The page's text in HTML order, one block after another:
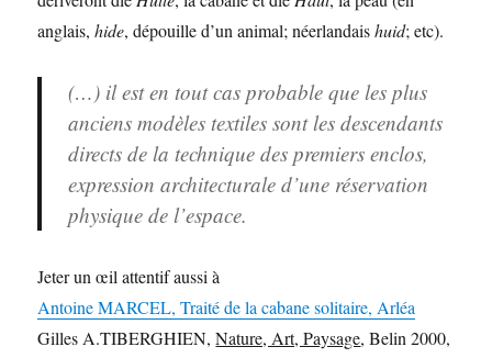
anglais,hide, dépouille d’un animal; néerlandaishuid; etc).
(…) il est en tout cas probable que les plus
anciens modèles textiles sont les descendants
directs de la technique des premiers enclos,
expression architecturale d’une réservation
physique de l’espace.
Jeter un œil attentif aussi à
Antoine MARCEL, Traité de la cabane solitaire, Arléa
Gilles A.TIBERGHIEN,Nature, Art, Paysage, Belin 2000,